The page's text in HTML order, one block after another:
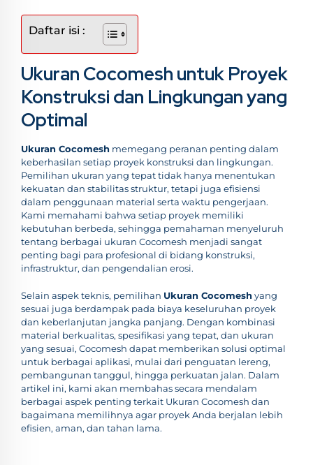
Daftar isi :
Ukuran Cocomesh untuk Proyek
Konstruksi dan Lingkungan yang
Optimal
Ukuran Cocomesh memegang peranan penting dalam
keberhasilan setiap proyek konstruksi dan lingkungan.
Pemilihan ukuran yang tepat tidak hanya menentukan
kekuatan dan stabilitas struktur, tetapi juga efisiensi
dalam penggunaan material serta waktu pengerjaan.
Kami memahami bahwa setiap proyek memiliki
kebutuhan berbeda, sehingga pemahaman menyeluruh
tentang berbagai ukuran Cocomesh menjadi sangat
penting bagi para profesional di bidang konstruksi,
infrastruktur, dan pengendalian erosi.
Selain aspek teknis, pemilihan Ukuran Cocomeshyang
sesuai juga berdampak pada biaya keseluruhan proyek
dan keberlanjutan jangka panjang. Dengan kombinasi
material berkualitas, spesifikasi yang tepat, dan ukuran
yang sesuai, Cocomesh dapat memberikan solusi optimal
untuk berbagai aplikasi, mulai dari penguatan lereng,
pembangunan tanggul, hingga perkuatan jalan. Dalam
artikel ini, kami akan membahas secara mendalam
berbagai aspek penting terkait Ukuran Cocomesh dan
bagaimana memilihnya agar proyek Anda berjalan lebih
efisien, aman, dan tahan lama.